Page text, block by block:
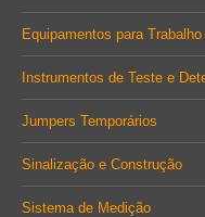
Equipamentos para
Instrumentos de Teste e
Jumpers Temporários
Sinalização e Construção
Sistema de Medição